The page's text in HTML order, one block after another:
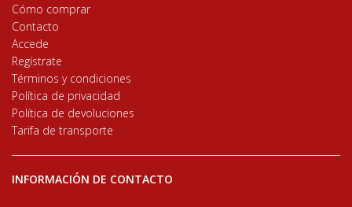
Cómo comprar
Contacto
Accede
Regístrate
Términos y condiciones
Política de privacidad
Política de devoluciones
Tarifa de transporte
INFORMACIÓN DE CONTACTO